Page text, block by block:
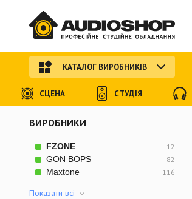
ВИРОБНИКИ
FZONE 12
GON BOPS 82
Maxtone 116
Показати всi
КАТАЛОГ ВИРОБНИКІВ
СЦЕНА СТУДІЯ